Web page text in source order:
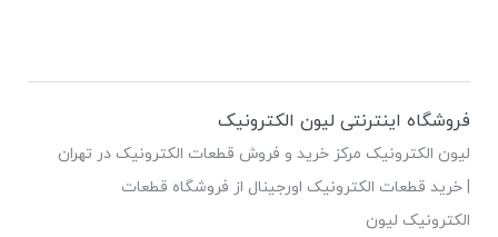
فروشگاه اینترنتی لیون الکترونیک
لیون الکترونیک مرکز خرید و فروش قطعات الکترونیک در تهران
| خرید قطعات الکترونیک اورجینال از فروشگاه قطعات
الکترونیک لیون